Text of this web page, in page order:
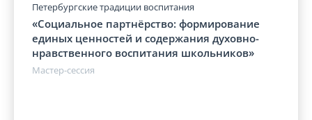
Петербургские традиции воспитания
«Социальное партнёрство: формирование
единых ценностей и содержания духовно-
нравственного воспитания школьников»
Мастер-сессия